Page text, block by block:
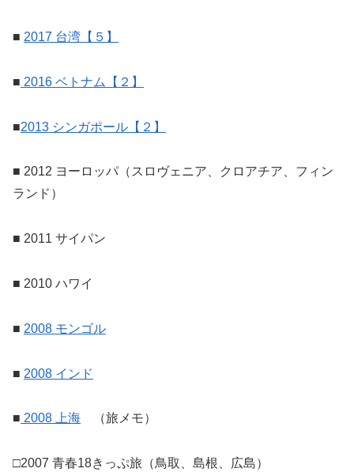
■ 2017 台湾【５】
■ 2016 ベトナム【２】
■2013 シンガポール【２】
■ 2012 ヨーロッパ（スロヴェニア、クロアチア、フィン
ランド）
■ 2011 サイパン
■ 2010 ハワイ
■ 2008 モンゴル
■ 2008 インド
■ 2008 上海 （旅メモ）
□2007 青春18きっぷ旅（鳥取、島根、広島）